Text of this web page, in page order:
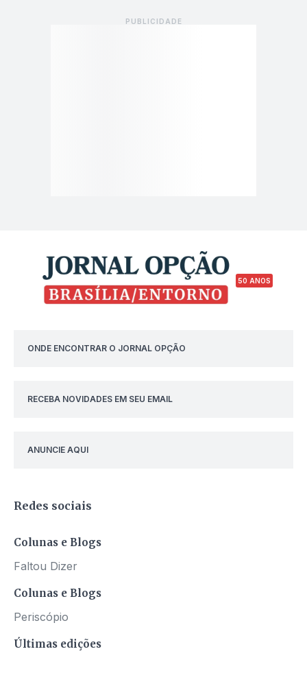
50 ANOS
ONDE ENCONTRAR O JORNAL OPÇÃO
RECEBA NOVIDADES EM SEU EMAIL
ANUNCIE AQUI
Redes sociais
Colunas e Blogs
Faltou Dizer
Colunas e Blogs
Periscópio
Últimas edições